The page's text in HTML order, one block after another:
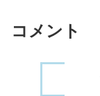
コメント